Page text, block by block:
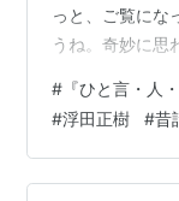
っと、ご覧にな
うね。奇妙に思
だったら、昔の
ら公開するのに
りましたがすぐ
稿して大丈夫で
# 『ひと言・人
#浮田正樹 #昔